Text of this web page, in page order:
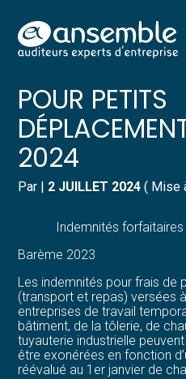
Aller
au
Créer et reprendre une
Gérer votre quotidien
Piloter votre entreprise
Développer votre entreprise
Structurer votre croissance
Être prêt pour la facturation
électronique
Pilotez votre gestion
Suivre votre comptabilité
Gérer vos ressources
Dématérialiser vos
INDEMNITÉS
POUR PETITS
2024
Par | 2 JUILLET 2024 ( Mise
Indemnités
Barème 2023
Les indemnités pour frais de
(transport et repas) versées
entreprises de travail
bâtiment, de la tôlerie, de
tuyauterie industrielle
être exonérées en fonction
réévalué au 1er janvier de